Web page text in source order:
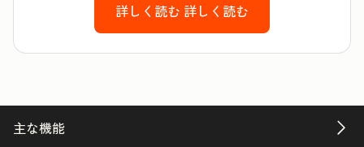
詳しく読む 詳しく読む
主な機能